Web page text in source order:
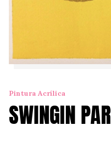
Pintura Acrílica
SWINGIN